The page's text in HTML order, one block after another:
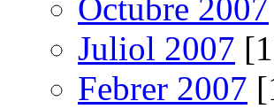
Octubre 2007
Juliol 2007
Febrer 2007